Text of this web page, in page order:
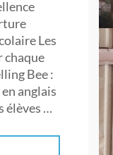
Les
chaque
Bee :
anglais
élèves …